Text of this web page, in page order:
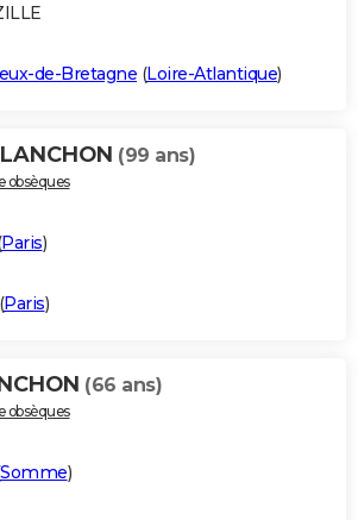
de-Bretagne (Loire-Atlantique)
(99 ans)
obsèques
Paris)
(Paris)
(66 ans)
obsèques
Somme)